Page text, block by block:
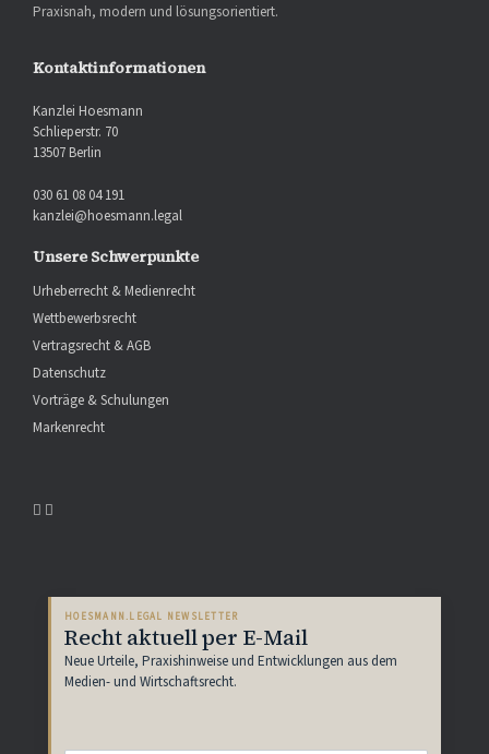
Praxisnah, modern und lösungsorientiert.
Kontaktinformationen
Kanzlei Hoesmann
Schlieperstr. 70
13507 Berlin
030 61 08 04 191
kanzlei@hoesmann.legal
Unsere Schwerpunkte
Urheberrecht & Medienrecht
Wettbewerbsrecht
Vertragsrecht & AGB
Datenschutz
Vorträge & Schulungen
Markenrecht
HOESMANN.LEGAL NEWSLETTER
Recht aktuell per E-Mail
Neue Urteile, Praxishinweise und Entwicklungen aus dem
Medien- und Wirtschaftsrecht.